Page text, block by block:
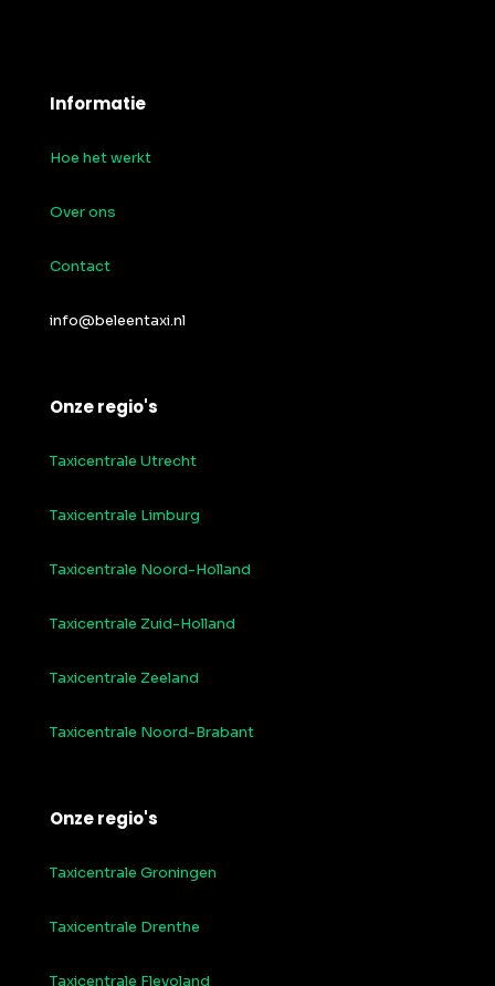
Informatie
Hoe het werkt
Over ons
Contact
info@beleentaxi.nl
Onze regio's
Taxicentrale Utrecht
Taxicentrale Limburg
Taxicentrale Noord-Holland
Taxicentrale Zuid-Holland
Taxicentrale Zeeland
Taxicentrale Noord-Brabant
Onze regio's
Taxicentrale Groningen
Taxicentrale Drenthe
Taxicentrale Flevoland